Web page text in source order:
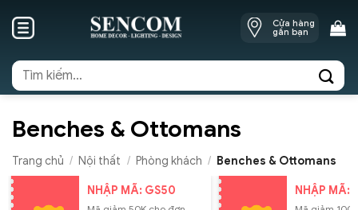
Cửa hàng
gần bạn
Tìm
kiếm:
Benches & Ottomans
Trang chủ / Nội thất / Phòng khách / Benches & Ottomans
NHẬP MÃ: GS50 NHẬP MÃ: